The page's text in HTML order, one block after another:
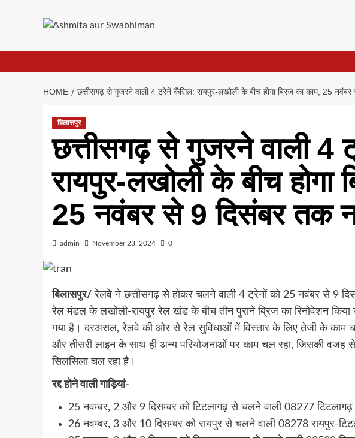
HOME छत्तीसगढ़ से गुजरने वाली 4 ट्रेनें कैंसिल: रायपुर-लखोली के बीच होगा ब्रिज का काम, 25 नवंबर
बिलासपुर
छत्तीसगढ़ से गुजरने वाली 4
रायपुर-लखोली के बीच होगा
25 नवंबर से 9 दिसंबर तक
admin November 23, 2024 0
बिलासपुर/ रेलवे ने छत्तीसगढ़ से होकर चलने वाली 4 ट्रेनों को 25 नवंबर से 9
रेल मंडल के लखोली-रायपुर रेल खंड के बीच तीन पुराने ब्रिज का रिनोवेशन किया
गया है। दरअसल, रेलवे की ओर से रेल सुविधाओं में विस्तार के लिए तेजी के काम
और तीसरी लाइन के साथ ही अन्य परियोजनाओं पर काम चल रहा, जिसकी वजह
सिलसिला चल रहा है।
रद्द होने वाली गाड़ियां-
25 नवम्बर, 2 और 9 दिसम्बर को टिटलागढ़ से चलने वाली 08277 टिटलागढ़
26 नवम्बर, 3 और 10 दिसम्बर को रायपुर से चलने वाली 08278 रायपुर-